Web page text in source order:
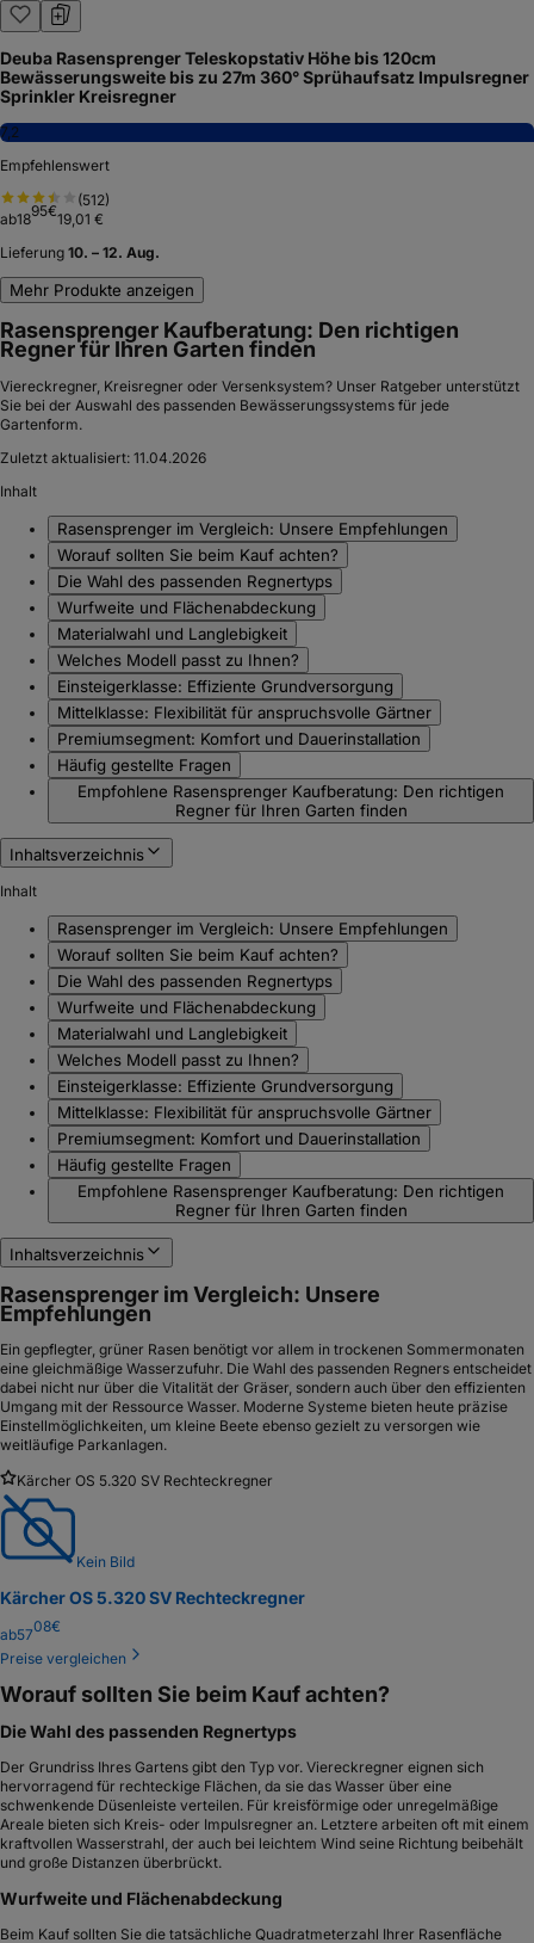
Deuba Rasensprenger Teleskopstativ Höhe bis 120cm
Bewässerungsweite bis zu 27m 360° Sprühaufsatz Impulsregner
Sprinkler Kreisregner
7,2
Empfehlenswert
(512)
ab1895€19,01 €
Lieferung 10. – 12. Aug.
Mehr Produkte anzeigen
Rasensprenger Kaufberatung: Den richtigen
Regner für Ihren Garten finden
Viereckregner, Kreisregner oder Versenksystem? Unser Ratgeber unterstützt
Sie bei der Auswahl des passenden Bewässerungssystems für jede
Gartenform.
Zuletzt aktualisiert: 11.04.2026
Inhalt
Rasensprenger im Vergleich: Unsere Empfehlungen
Worauf sollten Sie beim Kauf achten?
Die Wahl des passenden Regnertyps
Wurfweite und Flächenabdeckung
Materialwahl und Langlebigkeit
Welches Modell passt zu Ihnen?
Einsteigerklasse: Effiziente Grundversorgung
Mittelklasse: Flexibilität für anspruchsvolle Gärtner
Premiumsegment: Komfort und Dauerinstallation
Häufig gestellte Fragen
Empfohlene Rasensprenger Kaufberatung: Den richtigen
Regner für Ihren Garten finden
Inhaltsverzeichnis
Inhalt
Rasensprenger im Vergleich: Unsere Empfehlungen
Worauf sollten Sie beim Kauf achten?
Die Wahl des passenden Regnertyps
Wurfweite und Flächenabdeckung
Materialwahl und Langlebigkeit
Welches Modell passt zu Ihnen?
Einsteigerklasse: Effiziente Grundversorgung
Mittelklasse: Flexibilität für anspruchsvolle Gärtner
Premiumsegment: Komfort und Dauerinstallation
Häufig gestellte Fragen
Empfohlene Rasensprenger Kaufberatung: Den richtigen
Regner für Ihren Garten finden
Inhaltsverzeichnis
Rasensprenger im Vergleich: Unsere
Empfehlungen
Ein gepflegter, grüner Rasen benötigt vor allem in trockenen Sommermonaten
eine gleichmäßige Wasserzufuhr. Die Wahl des passenden Regners entscheidet
dabei nicht nur über die Vitalität der Gräser, sondern auch über den effizienten
Umgang mit der Ressource Wasser. Moderne Systeme bieten heute präzise
Einstellmöglichkeiten, um kleine Beete ebenso gezielt zu versorgen wie
weitläufige Parkanlagen.
Kärcher OS 5.320 SV Rechteckregner
Kein Bild
Kärcher OS 5.320 SV Rechteckregner
ab5708€
Preise vergleichen
Worauf sollten Sie beim Kauf achten?
Die Wahl des passenden Regnertyps
Der Grundriss Ihres Gartens gibt den Typ vor. Viereckregner eignen sich
hervorragend für rechteckige Flächen, da sie das Wasser über eine
schwenkende Düsenleiste verteilen. Für kreisförmige oder unregelmäßige
Areale bieten sich Kreis- oder Impulsregner an. Letztere arbeiten oft mit einem
kraftvollen Wasserstrahl, der auch bei leichtem Wind seine Richtung beibehält
und große Distanzen überbrückt.
Wurfweite und Flächenabdeckung
Beim Kauf sollten Sie die tatsächliche Quadratmeterzahl Ihrer Rasenfläche